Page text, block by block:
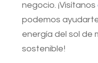
negocio. ¡Visítanos
podemos
energía del sol de
sostenible!